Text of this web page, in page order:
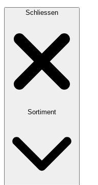
Schliessen
Sortiment